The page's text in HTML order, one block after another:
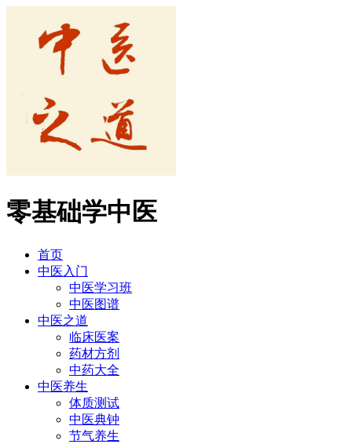
零基础学中医
首页
中医入门
中医学习班
中医图谱
中医之道
临床医案
药材方剂
中药大全
中医养生
体质测试
中医典钟
节气养生